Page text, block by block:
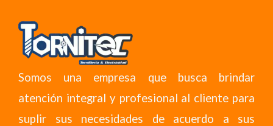
Somos una empresa que busca brindar
atención integral y profesional al cliente para
suplir sus necesidades de acuerdo a sus